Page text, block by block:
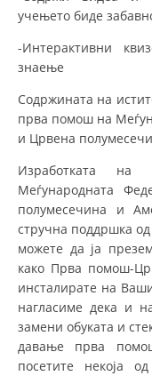
СТРУКТУРА
учењето биде
-Интерактивни
знаење
Содржината на
прва помош на
и Црвена
Изработката на
Меѓународната
полумесечина и
стручна поддршка
можете да ја
како Прва помош-
инсталирате на
нагласиме дека и
замени обуката и
давање прва
посетите некоја